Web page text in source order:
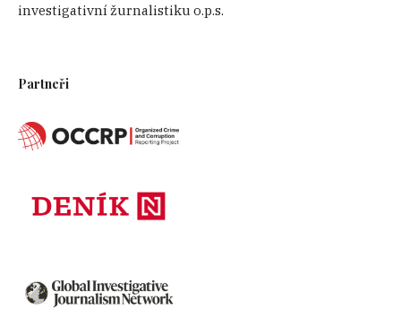
investigativní žurnalistiku o.p.s.
Partneři